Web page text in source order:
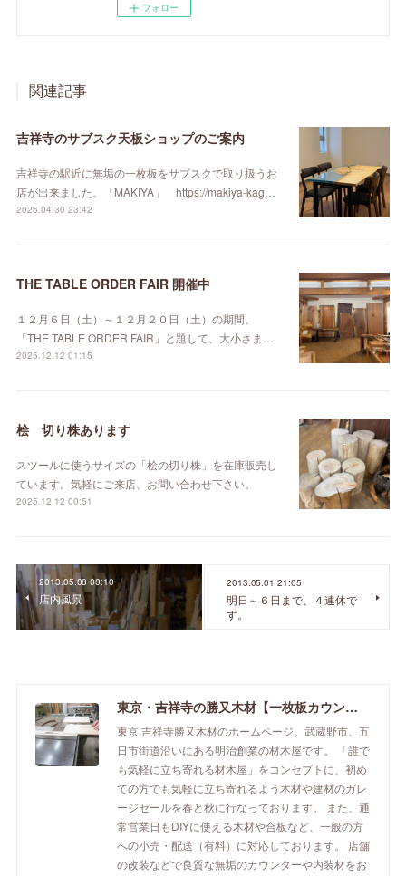
フォロー
関連記事
吉祥寺のサブスク天板ショップのご案内
吉祥寺の駅近に無垢の一枚板をサブスクで取り扱うお
店が出来ました。「MAKIYA」 https://makiya-kag…
2026.04.30 23:42
THE TABLE ORDER FAIR 開催中
１２月６日（土）～１２月２０日（土）の期間、
「THE TABLE ORDER FAIR」と題して、大小さま…
2025.12.12 01:15
桧 切り株あります
スツールに使うサイズの「桧の切り株」を在庫販売し
ています。気軽にご来店、お問い合わせ下さい。
2025.12.12 00:51
2013.05.08 00:10
店内風景
2013.05.01 21:05
明日～６日まで、４連休で
す。
東京・吉祥寺の勝又木材【一枚板カウンター】
東京 吉祥寺勝又木材のホームページ。武蔵野市、五
日市街道沿いにある明治創業の材木屋です。 「誰で
も気軽に立ち寄れる材木屋」をコンセプトに、初め
ての方でも気軽に立ち寄れるよう木材や建材のガレ
ージセールを春と秋に行なっております。 また、通
常営業日もDIYに使える木材や合板など、一般の方
への小売・配送（有料）に対応しております。 店舗
の改装などで良質な無垢のカウンターや内装材をお